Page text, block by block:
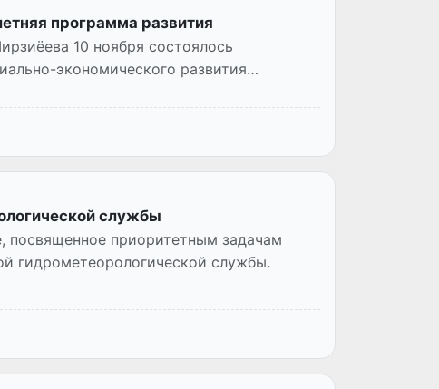
программа развития
10 ноября состоялось
экономического развития
службы
посвященное приоритетным задачам
гидрометеорологической службы.